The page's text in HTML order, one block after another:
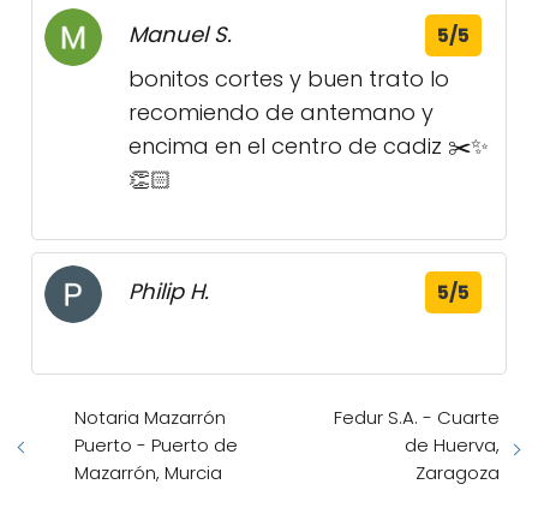
Manuel S. 5/5
bonitos cortes y buen trato lo
recomiendo de antemano y
encima en el centro de cadiz ✂️✨
👏🏻
Philip H. 5/5
Notaria Mazarrón
Puerto - Puerto de
Mazarrón, Murcia
Fedur S.A. - Cuarte
de Huerva,
Zaragoza